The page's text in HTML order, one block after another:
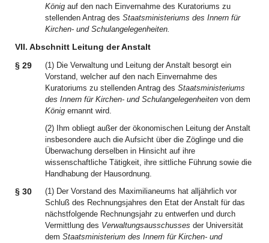
König auf den nach Einvernahme des Kuratoriums zu
stellenden Antrag des Staatsministeriums des Innern für
Kirchen- und Schulangelegenheiten.
VII. Abschnitt Leitung der Anstalt
§ 29
(1) Die Verwaltung und Leitung der Anstalt besorgt ein
Vorstand, welcher auf den nach Einvernahme des
Kuratoriums zu stellenden Antrag des Staatsministeriums
des Innern für Kirchen- und Schulangelegenheiten von dem
König ernannt wird.
(2) Ihm obliegt außer der ökonomischen Leitung der Anstalt
insbesondere auch die Aufsicht über die Zöglinge und die
Überwachung derselben in Hinsicht auf ihre
wissenschaftliche Tätigkeit, ihre sittliche Führung sowie die
Handhabung der Hausordnung.
§ 30
(1) Der Vorstand des Maximilianeums hat alljährlich vor
Schluß des Rechnungsjahres den Etat der Anstalt für das
nächstfolgende Rechnungsjahr zu entwerfen und durch
Vermittlung des Verwaltungsausschusses der Universität
dem Staatsministerium des Innern für Kirchen- und